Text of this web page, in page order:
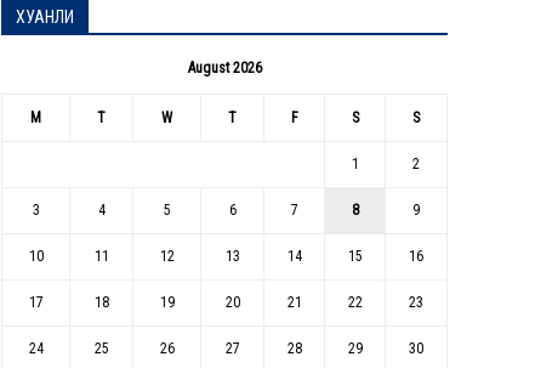
ХУАНЛИ
August 2026
M T W T F S S
1 2
3 4 5 6 7 8 9
10 11 12 13 14 15 16
17 18 19 20 21 22 23
24 25 26 27 28 29 30